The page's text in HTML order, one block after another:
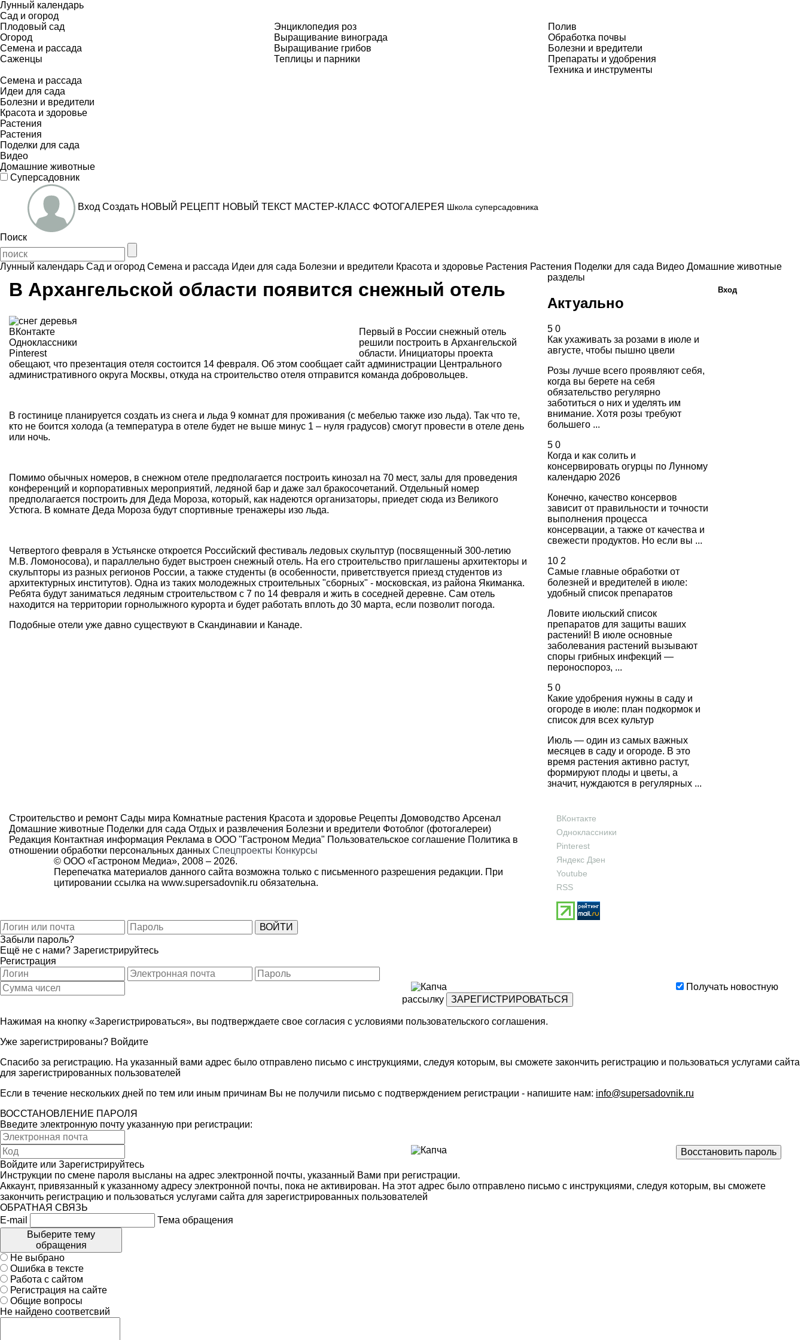
Лунный календарь
Сад и огород
Плодовый сад
Огород
Семена и рассада
Саженцы
Энциклопедия роз
Выращивание винограда
Выращивание грибов
Теплицы и парники
Полив
Обработка почвы
Болезни и вредители
Препараты и удобрения
Техника и инструменты
Семена и рассада
Идеи для сада
Болезни и вредители
Красота и здоровье
Растения
Растения
Поделки для сада
Видео
Домашние животные
Суперсадовник
Вход Создать НОВЫЙ РЕЦЕПТ НОВЫЙ ТЕКСТ МАСТЕР-КЛАСС ФОТОГАЛЕРЕЯ Школа суперсадовника
Поиск
Лунный календарь Сад и огород Семена и рассада Идеи для сада Болезни и вредители Красота и здоровье Растения Растения Поделки для сада Видео Домашние животные
В Архангельской области появится снежный отель
ВКонтакте
Одноклассники
Pinterest
Первый в России снежный отель
решили построить в Архангельской
области. Инициаторы проекта
обещают, что презентация отеля состоится 14 февраля. Об этом сообщает сайт администрации Центрального
административного округа Москвы, откуда на строительство отеля отправится команда добровольцев.
В гостинице планируется создать из снега и льда 9 комнат для проживания (с мебелью также изо льда). Так что те,
кто не боится холода (а температура в отеле будет не выше минус 1 – нуля градусов) смогут провести в отеле день
или ночь.
Помимо обычных номеров, в снежном отеле предполагается построить кинозал на 70 мест, залы для проведения
конференций и корпоративных мероприятий, ледяной бар и даже зал бракосочетаний. Отдельный номер
предполагается построить для Деда Мороза, который, как надеются организаторы, приедет сюда из Великого
Устюга. В комнате Деда Мороза будут спортивные тренажеры изо льда.
Четвертого февраля в Устьянске откроется Российский фестиваль ледовых скульптур (посвященный 300-летию
М.В. Ломоносова), и параллельно будет выстроен снежный отель. На его строительство приглашены архитекторы и
скульпторы из разных регионов России, а также студенты (в особенности, приветствуется приезд студентов из
архитектурных институтов). Одна из таких молодежных строительных "сборных" - московская, из района Якиманка.
Ребята будут заниматься ледяным строительством с 7 по 14 февраля и жить в соседней деревне. Сам отель
находится на территории горнолыжного курорта и будет работать вплоть до 30 марта, если позволит погода.
Подобные отели уже давно существуют в Скандинавии и Канаде.
разделы
Актуально
5 0
Как ухаживать за розами в июле и
августе, чтобы пышно цвели
Розы лучше всего проявляют себя,
когда вы берете на себя
обязательство регулярно
заботиться о них и уделять им
внимание. Хотя розы требуют
большего ...
5 0
Когда и как солить и
консервировать огурцы по Лунному
календарю 2026
Конечно, качество консервов
зависит от правильности и точности
выполнения процесса
консервации, а также от качества и
свежести продуктов. Но если вы ...
10 2
Самые главные обработки от
болезней и вредителей в июле:
удобный список препаратов
Ловите июльский список
препаратов для защиты ваших
растений! В июле основные
заболевания растений вызывают
споры грибных инфекций —
пероноспороз, ...
5 0
Какие удобрения нужны в саду и
огороде в июле: план подкормок и
список для всех культур
Июль — один из самых важных
месяцев в саду и огороде. В это
время растения активно растут,
формируют плоды и цветы, а
значит, нуждаются в регулярных ...
Строительство и ремонт Сады мира Комнатные растения Красота и здоровье Рецепты Домоводство Арсенал
Домашние животные Поделки для сада Отдых и развлечения Болезни и вредители Фотоблог (фотогалереи)
Редакция Контактная информация Реклама в ООО "Гастроном Медиа" Пользовательское соглашение Политика в
отношении обработки персональных данных Спецпроекты Конкурсы
© ООО «Гастроном Медиа», 2008 – 2026.
Перепечатка материалов данного сайта возможна только с письменного разрешения редакции. При
цитировании ссылка на www.supersadovnik.ru обязательна.
ВКонтакте
Одноклассники
Pinterest
Яндекс Дзен
Youtube
RSS
Вход
Забыли пароль?
Ещё не с нами? Зарегистрируйтесь
Регистрация
Получать новостную
рассылку
Нажимая на кнопку «Зарегистрироваться», вы подтверждаете свое согласия с условиями пользовательского соглашения.
Уже зарегистрированы? Войдите
Спасибо за регистрацию. На указанный вами адрес было отправлено письмо с инструкциями, следуя которым, вы сможете закончить регистрацию и пользоваться услугами сайта
для зарегистрированных пользователей
Если в течение нескольких дней по тем или иным причинам Вы не получили письмо с подтверждением регистрации - напишите нам: info@supersadovnik.ru
ВОССТАНОВЛЕНИЕ ПАРОЛЯ
Введите электронную почту указанную при регистрации:
Войдите или Зарегистрируйтесь
Инструкции по смене пароля высланы на адрес электронной почты, указанный Вами при регистрации.
Аккаунт, привязанный к указанному адресу электронной почты, пока не активирован. На этот адрес было отправлено письмо с инструкциями, следуя которым, вы сможете
закончить регистрацию и пользоваться услугами сайта для зарегистрированных пользователей
ОБРАТНАЯ СВЯЗЬ
E-mail
Тема обращения
Выберите тему
обращения
Не выбрано
Ошибка в тексте
Работа с сайтом
Регистрация на сайте
Общие вопросы
Не найдено соответсвий